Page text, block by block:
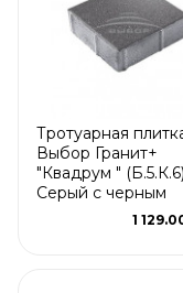
Тротуарная
Выбор Гранит+
"Квадрум " (Б.5.К.6)
Серый с черным
1